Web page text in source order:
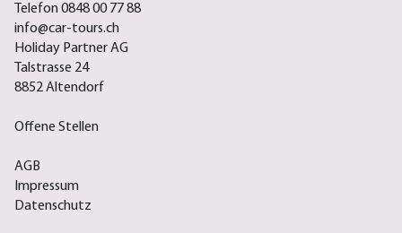
Telefon 0848 00 77 88
info@car-tours.ch
Holiday Partner AG
Talstrasse 24
8852 Altendorf
Offene Stellen
AGB
Impressum
Datenschutz